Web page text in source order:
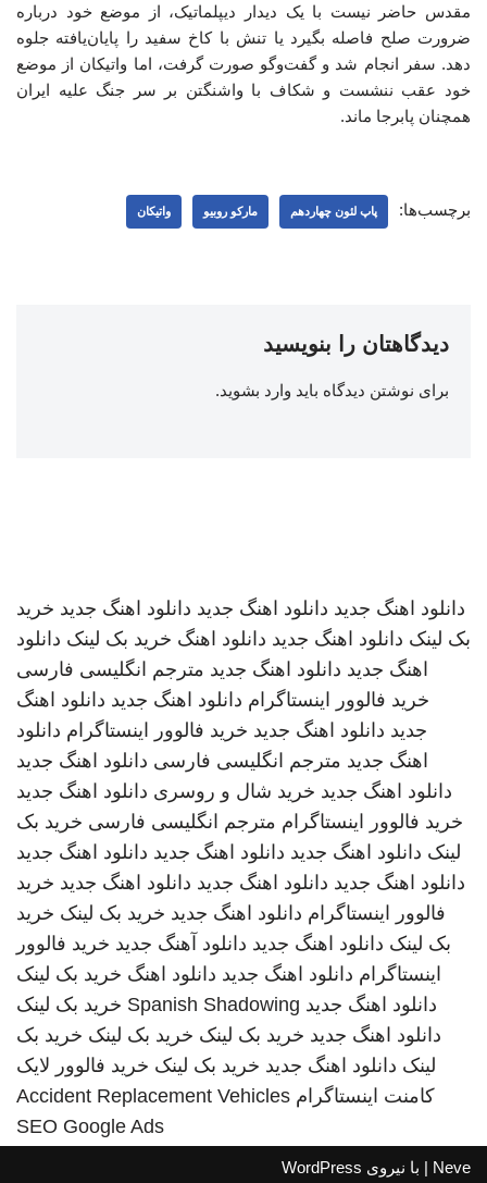
مقدس حاضر نیست با یک دیدار دیپلماتیک، از موضع خود درباره
ضرورت صلح فاصله بگیرد یا تنش با کاخ سفید را پایان‌یافته جلوه
دهد. سفر انجام شد و گفت‌وگو صورت گرفت، اما واتیکان از موضع
خود عقب ننشست و شکاف با واشنگتن بر سر جنگ علیه ایران
همچنان پابرجا ماند.
برچسب‌ها: پاپ لئون چهاردهم مارکو روبیو واتیکان
دیدگاهتان را بنویسید
برای نوشتن دیدگاه باید وارد بشوید.
دانلود اهنگ جدید دانلود اهنگ جدید دانلود اهنگ جدید خرید
بک لینک دانلود اهنگ جدید دانلود اهنگ خرید بک لینک دانلود
اهنگ جدید دانلود اهنگ جدید مترجم انگلیسی فارسی
خرید فالوور اینستاگرام دانلود اهنگ جدید دانلود اهنگ
جدید دانلود اهنگ جدید خرید فالوور اینستاگرام دانلود
اهنگ جدید مترجم انگلیسی فارسی دانلود اهنگ جدید
دانلود اهنگ جدید خرید شال و روسری دانلود اهنگ جدید
خرید فالوور اینستاگرام مترجم انگلیسی فارسی خرید بک
لینک دانلود اهنگ جدید دانلود اهنگ جدید دانلود اهنگ جدید
دانلود اهنگ جدید دانلود اهنگ جدید دانلود اهنگ جدید خرید
فالوور اینستاگرام دانلود اهنگ جدید خرید بک لینک خرید
بک لینک دانلود اهنگ جدید دانلود آهنگ جدید خرید فالوور
اینستاگرام دانلود اهنگ جدید دانلود اهنگ خرید بک لینک
دانلود اهنگ جدید Spanish Shadowing خرید بک لینک
دانلود اهنگ جدید خرید بک لینک خرید بک لینک خرید بک
لینک دانلود اهنگ جدید خرید بک لینک خرید فالوور لایک
کامنت اینستاگرام Accident Replacement Vehicles
SEO Google Ads
Neve | با نیروی WordPress